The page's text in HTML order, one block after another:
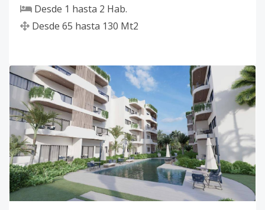
Desde 1 hasta 2 Hab.
Desde 65 hasta 130 Mt2